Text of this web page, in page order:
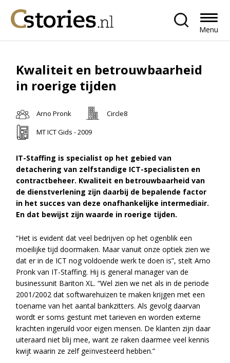
Menu
Kwaliteit en betrouwbaarheid
in roerige tijden
Arno Pronk
Circle8
MT ICT Gids - 2009
IT-Staffing is specialist op het gebied van
detachering van zelfstandige ICT-specialisten en
contractbeheer. Kwaliteit en betrouwbaarheid van
de dienstverlening zijn daarbij de bepalende factor
in het succes van deze onafhankelijke intermediair.
En dat bewijst zijn waarde in roerige tijden.
“Het is evident dat veel bedrijven op het ogenblik een
moeilijke tijd doormaken. Maar vanuit onze optiek zien we
dat er in de ICT nog voldoende werk te doen is”, stelt Arno
Pronk van IT-Staffing. Hij is general manager van de
businessunit Bariton XL. “Wel zien we net als in de periode
2001/2002 dat softwarehuizen te maken krijgen met een
toename van het aantal bankzitters. Als gevolg daarvan
wordt er soms gestunt met tarieven en worden externe
krachten ingeruild voor eigen mensen. De klanten zijn daar
uiteraard niet blij mee, want ze raken daarmee veel kennis
kwijt waarin ze zelf geïnvesteerd hebben.”